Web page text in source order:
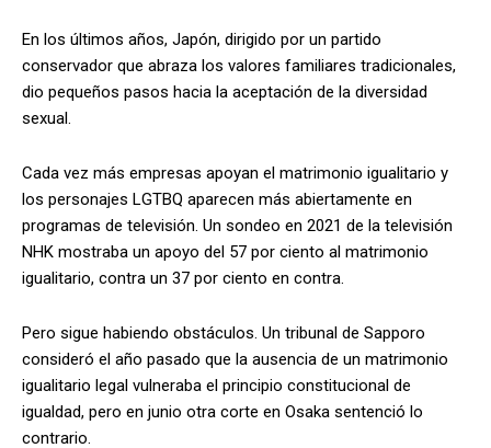
En los últimos años, Japón, dirigido por un partido
conservador que abraza los valores familiares tradicionales,
dio pequeños pasos hacia la aceptación de la diversidad
sexual.
Cada vez más empresas apoyan el matrimonio igualitario y
los personajes LGTBQ aparecen más abiertamente en
programas de televisión. Un sondeo en 2021 de la televisión
NHK mostraba un apoyo del 57 por ciento al matrimonio
igualitario, contra un 37 por ciento en contra.
Pero sigue habiendo obstáculos. Un tribunal de Sapporo
consideró el año pasado que la ausencia de un matrimonio
igualitario legal vulneraba el principio constitucional de
igualdad, pero en junio otra corte en Osaka sentenció lo
contrario.